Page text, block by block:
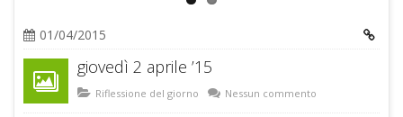
01/04/2015
giovedì 2 aprile ’15
Riflessione del giorno Nessun commento